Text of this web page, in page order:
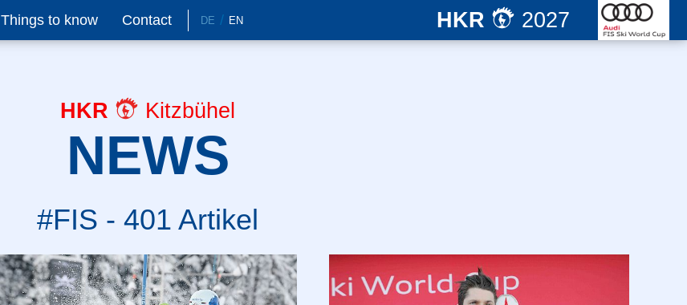
Things to know Contact DE EN HKR 2027
HKR Kitzbühel
NEWS
#FIS - 401 Artikel